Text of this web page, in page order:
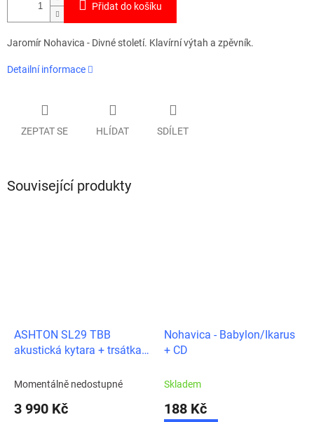
Přidat do košíku
Jaromír Nohavica - Divné století. Klavírní výtah a zpěvník.
Detailní informace
ZEPTAT SE HLÍDAT SDÍLET
Související produkty
ASHTON SL29 TBB
akustická kytara + trsátka
Momentálně nedostupné
3 990 Kč
Nohavica - Babylon/Ikarus
+ CD
Skladem
188 Kč